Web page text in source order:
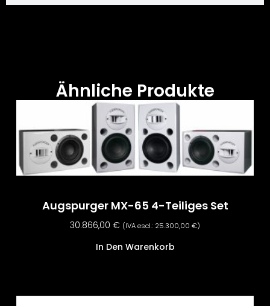
Ähnliche Produkte
Augspurger MX-65 4-Teiliges Set
30.866,00 € (IVA escl.: 25.300,00 €)
In Den Warenkorb